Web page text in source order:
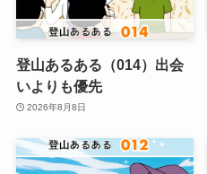
登山あるある（014）出会
いよりも優先
2026年8月8日